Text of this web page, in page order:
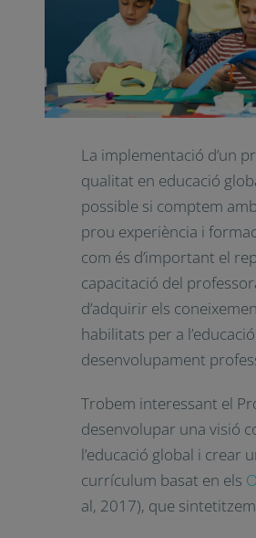
La implementació d’un
qualitat en educació
possible si comptem
prou experiència i
com és d’important el
capacitació del
d’adquirir els
habilitats per a
desenvolupament
Trobem interessant el
desenvolupar una visió
l’educació global i crear
currículum basat en els
al, 2017), que